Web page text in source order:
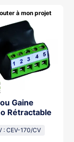
Gaine
Rétractable
: CEV-170/CV
à mon projet